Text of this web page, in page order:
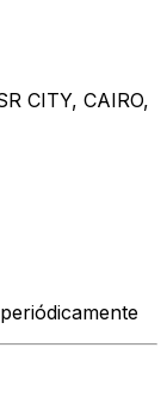
CITY, CAIRO,